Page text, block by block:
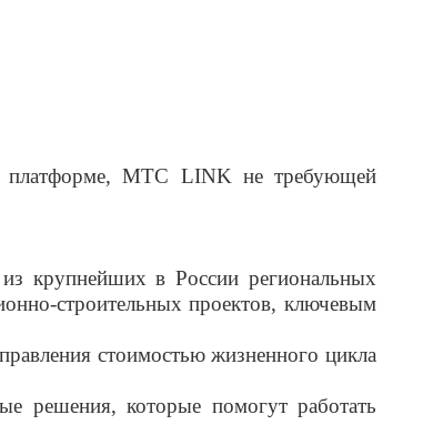
платформе, МТС LINK не требующей
крупнейших в России региональных
строительных проектов, ключевым
стоимостью жизненного цикла
которые помогут работать